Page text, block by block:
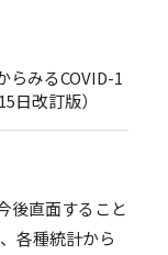
らみるCOVID-1
日改訂版）
後直面すること
各種統計から